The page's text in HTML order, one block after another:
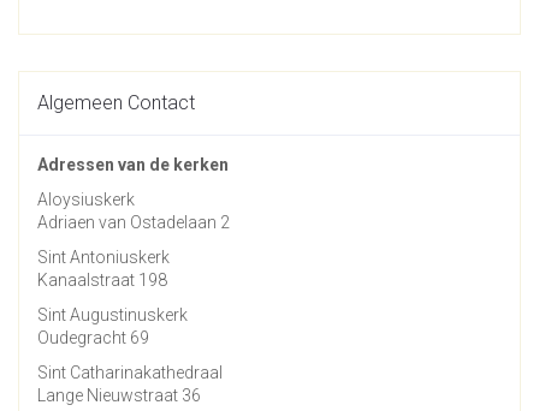
Algemeen Contact
Adressen van de kerken
Aloysiuskerk
Adriaen van Ostadelaan 2
Sint Antoniuskerk
Kanaalstraat 198
Sint Augustinuskerk
Oudegracht 69
Sint Catharinakathedraal
Lange Nieuwstraat 36